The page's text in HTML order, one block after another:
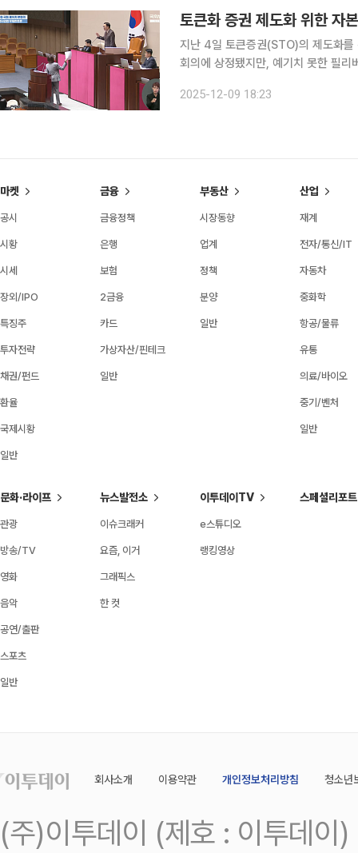
지난 4일 토큰증권(STO)의 제도화를
회의에 상정됐지만, 예기치 못한 필리버
의 힘 김재섭 의원이 발의한 각 법안
2025-12-09 18:23
마켓
공시
시황
시세
장외/IPO
특징주
투자전략
채권/펀드
환율
국제시황
일반
금융
금융정책
은행
보험
2금융
카드
가상자산/핀테크
일반
부동산
시장동향
업계
정책
분양
일반
산업
재계
전자/통신/IT
자동차
중화학
항공/물류
유통
의료/바이오
중기/벤처
일반
문화·라이프
관광
방송/TV
영화
음악
공연/출판
스포츠
일반
뉴스발전소
이슈크래커
요즘, 이거
그래픽스
한 컷
이투데이TV
e스튜디오
랭킹영상
스페셜리포트
회사소개 이용약관 개인정보처리방침 청소년
(주)이투데이 (제호 : 이투데